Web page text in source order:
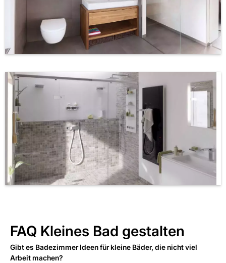
FAQ Kleines Bad gestalten
Gibt es Badezimmer Ideen für kleine Bäder, die nicht viel
Arbeit machen?